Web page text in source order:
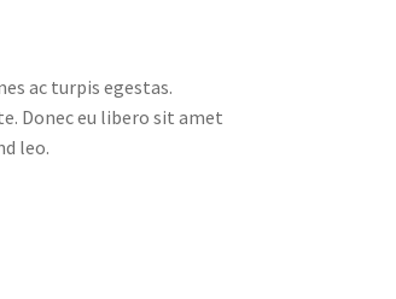
ac turpis egestas.
Donec eu libero sit amet
leo.